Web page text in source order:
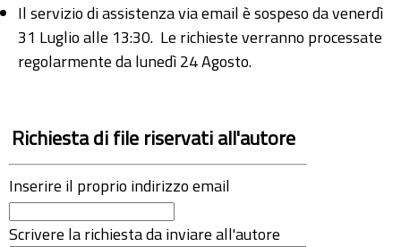
Il servizio di assistenza via email è sospeso da venerdì
31 Luglio alle 13:30. Le richieste verranno processate
regolarmente da lunedì 24 Agosto.
Richiesta di file riservati all'autore
Inserire il proprio indirizzo email
Scrivere la richiesta da inviare all'autore